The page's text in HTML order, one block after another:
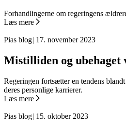
Forhandlingerne om regeringens
Læs mere
Pias blog| 17. november 2023
Mistilliden og ubehaget
Regeringen fortsætter en tendens
deres personlige karrierer.
Læs mere
Pias blog| 15. oktober 2023